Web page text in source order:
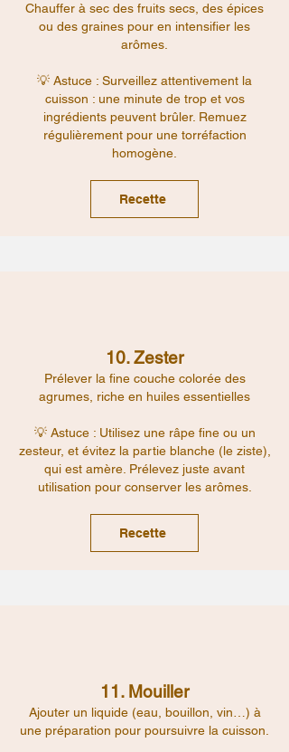
Chauffer à sec des fruits secs, des épices
ou des graines pour en intensifier les
arômes.
💡 Astuce : Surveillez attentivement la
cuisson : une minute de trop et vos
ingrédients peuvent brûler. Remuez
régulièrement pour une torréfaction
homogène.
Recette
10. Zester
Prélever la fine couche colorée des
agrumes, riche en huiles essentielles
💡 Astuce : Utilisez une râpe fine ou un
zesteur, et évitez la partie blanche (le ziste),
qui est amère. Prélevez juste avant
utilisation pour conserver les arômes.
Recette
11. Mouiller
Ajouter un liquide (eau, bouillon, vin…) à
une préparation pour poursuivre la cuisson.